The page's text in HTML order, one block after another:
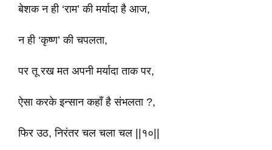
बेशक न ही ‘राम’ की मर्यादा है आज,
न ही ‘कृष्ण’ की चपलता,
पर तू रख मत अपनी मर्यादा ताक पर,
ऐसा करके इन्सान कहाँ है संभलता ?,
फिर उठ, निरंतर चल चला चल ||१०||